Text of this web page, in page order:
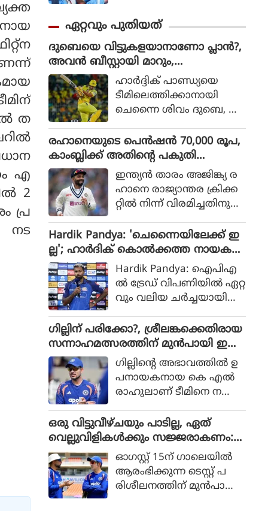
ത
എ
2
പ്ര
നട
യുടെയും വിരാട്
കോലിയുടെയും ഭാവിയെ
സംബന്ധിച്ചുള്ള ചര്‍ച്ചകള്‍
കൊഴുക്കുന്നതിനിടെ വിഷ
യത്തില്‍ പ്രതികരണ
വുമായി മുന്‍ ഇന്ത്യന്‍
താരം മുഹമ്മദ് കൈഫ്.
ഏറ്റവും പുതിയത്
ദുബെയെ വിട്ടുകളയാനാണോ പ്ലാൻ?,
അവൻ ബീസ്റ്റായി മാറും,
ചെന്നൈയ്ക്ക് മുന്നറിയിപ്പ് നൽകി അ
ശ്വിൻ
ഹാര്‍ദ്ദിക് പാണ്ഡ്യയെ
ടീമിലെത്തിക്കാനായി
ചെന്നൈ ശിവം ദുബെ, ഖ
ങ്ങളെ വിട്ടുനല്‍കുമെന്ന്
കഴിഞ്ഞ ദിവസങ്ങളില്‍
റിപ്പോര്‍ട്ടുക
ളുണ്ടായിരുന്നു. എന്നാല്‍
ചെന്നൈ ദുബെയെ
കൈവിട്ടാല്‍ അതൊരു വ
ലിയ നഷ്ടമാകുമെന്നാണ്
മുന്‍ ചെന്നൈ സൂപ്പര്‍
കിങ്ങ്‌സ് താരം കൂടിയായ
ആര്‍ അശ്വിന്‍ പറയുന്നത്.
രഹാനെയുടെ പെൻഷൻ 70,000 രൂപ,
കാംബ്ലിക്ക് അതിന്റെ പകുതി
പോലുമില്ല; കാരണം ഇതാണ്
ഇന്ത്യൻ താരം അജിങ്ക്യ ര
ഹാനെ രാജ്യാന്തര ക്രിക്ക
റ്റിൽ നിന്ന് വിരമിച്ചതിനു
യുടെ പെൻഷൻ സമ്പ്ര
ദായമാണ് സമൂഹമാധ്യമ
ങ്ങളിൽ ചർച്ച. ര
ഹാനെയ്ക്ക് ബിസിസിഐ
യുടെ 70,000 രൂപയാണ് പ്ര
തിമാസ പെൻഷൻ ആയി
ലഭിക്കുകയെന്ന് നേരത്തെ
റിപ്പോർട്ടുക
ളുണ്ടായിരുന്നു.
Hardik Pandya: 'ചെന്നൈയിലേക്ക് ഇ
ല്ല'; ഹാർദിക് കൊൽക്കത്ത നായക
ൻ?
Hardik Pandya: ഐപിഎ
ൽ ട്രേഡ് വിപണിയിൽ ഏറ്റ
വും വലിയ ചർച്ചയായി
ന്ത്യയുടെ ഓൾറൗണ്ടർ
ഹാർദിക് പാണ്ഡ്യ. നില
വിൽ മുംബൈ ഇന്ത്യൻ
നായകനായ ഹാർദിക് അ
ടുത്ത സീസണിൽ മറ്റൊരു
ടീമിനൊപ്പമായിരിക്കുമെന്ന്
ഏറെക്കുറെ ഉറപ്പായി. എ
ന്നാൽ ആ ടീം ഏ
തായിരിക്കും?
ഗില്ലിന് പരിക്കോ?, ശ്രീലങ്കക്കെതിരായ
സന്നാഹമത്സരത്തിന് മുൻപായി ഇന്ത്യ
ക്ക് കനത്ത തിരിച്ചടിഗില്ലിന്റെ അഭാവത്തില്‍ ഉ
പനായകനായ കെ എല്‍
രാഹുലാണ് ടീമിനെ ന
ന്ന നെറ്റ്‌സ്
പ്രാക്ടീസിനിടെയാണ്
ഗില്ലിന്റെ വിരലിന് പ
രിക്കേറ്റത്.
ഒരു വിട്ടുവീഴ്ചയും പാടില്ല, ഏത്
വെല്ലുവിളികൾക്കും സജ്ജരാകണം:
ശ്രീലങ്കൻ പരമ്പരയ്ക്ക് മുൻപെ ക
ളിക്കാർക്ക് മുന്നറിയിപ്പുമായി ഗംഭീർ
ഓഗസ്റ്റ് 15ന് ഗാലെയില്‍
ആരംഭിക്കുന്ന ടെസ്റ്റ് പ
രിശീലനത്തിന് മുന്‍പായി